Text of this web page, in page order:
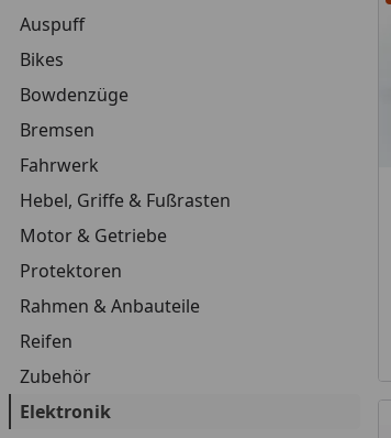
Auspuff
Bikes
Bowdenzüge
Bremsen
Fahrwerk
Hebel, Griffe & Fußrasten
Motor & Getriebe
Protektoren
Rahmen & Anbauteile
Reifen
Zubehör
Elektronik